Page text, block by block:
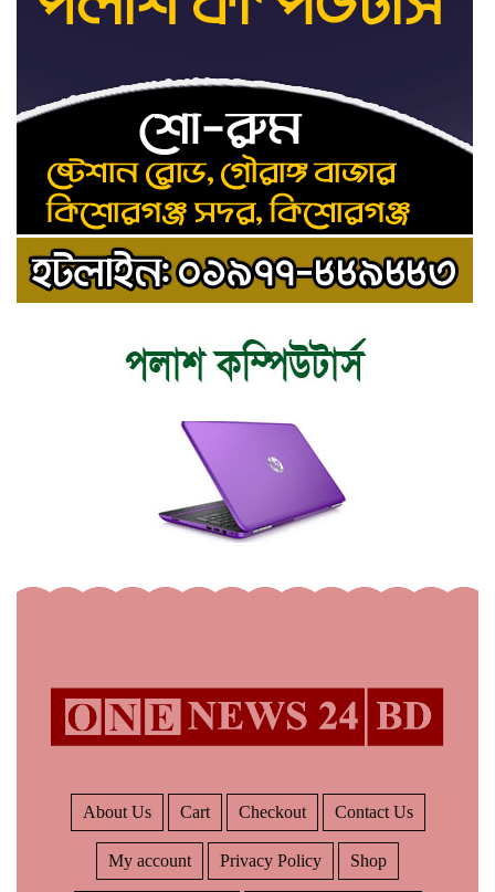
হলো ‘জুলাই গণঅভ্যুত্থান দিবস’
About Us Cart Checkout Contact Us
My account Privacy Policy Shop